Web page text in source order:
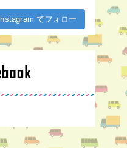
Instagram でフォロー